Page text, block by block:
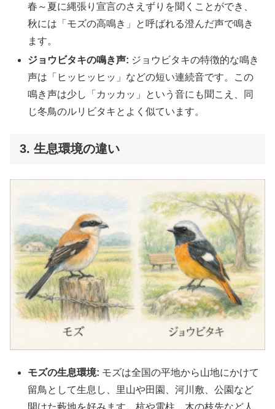
春～夏に縄張り宣言のさえずりを聞くことができ、
秋には「モズの高鳴き」と呼ばれる澄んだ声で鳴き
ます。
ジョウビタキの鳴き声: ジョウビタキの特徴的な鳴き
声は「ヒッヒッヒッ」などの短い連続音です。この
鳴き声は少し「カッカッ」という音にも聞こえ、同
じ冬鳥のルリビタキとよく似ています。
3. 生息環境の違い
モズの生息環境: モズは全国の平地から山地にかけて
留鳥として生息し、里山や田園、河川敷、公園など
開けた藪地を好みます。杭や電柱、木の枝先など人